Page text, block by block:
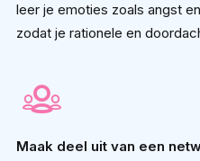
leer je emoties zoals angst
zodat je rationele en
Maak deel uit van een